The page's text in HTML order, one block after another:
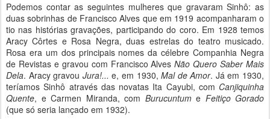
Podemos contar as seguintes mulheres que gravaram Sinhô: as
duas sobrinhas de Francisco Alves que em 1919 acompanharam o
tio nas histórias gravações, participando do coro. Em 1928 temos
Aracy Côrtes e Rosa Negra, duas estrelas do teatro musicado.
Rosa era um dos principais nomes da célebre Companhia Negra
de Revistas e gravou com Francisco AlvesNão Quero Saber Mais
Dela. Aracy gravou Jura!... e, em 1930,Mal de Amor. Já em 1930,
teríamos Sinhô através das novatas Ita Cayubi, com Canjiquinha
Quente, e Carmen Miranda, com Burucuntume Feitiço Gorado
(que só seria lançado em 1932).